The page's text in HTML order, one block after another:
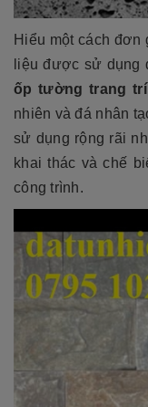
Hiểu một cách đơn
liệu được sử dụng
ốp tường trang trí
nhiên và đá nhân
sử dụng rộng rãi
khai thác và chế
công trình.